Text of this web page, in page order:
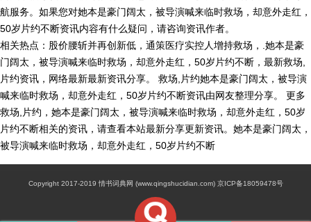
航服务。如果您对她本是豪门阔太，被导演喊来临时救场，却意外走红，
50岁片约不断资讯内容有什么疑问，请咨询资讯作者。
相关热点：股价腰斩并再创新低，通策医疗实控人增持救场，.她本是豪
门阔太，被导演喊来临时救场，却意外走红，50岁片约不断，最新救场,
片约资讯，网络最新最新资讯分享。 救场,片约她本是豪门阔太，被导演
喊来临时救场，却意外走红，50岁片约不断资讯由网友整理分享。 更多
救场,片约，她本是豪门阔太，被导演喊来临时救场，却意外走红，50岁
片约不断相关的资讯，请查看本站最新分享更新资讯。她本是豪门阔太，
被导演喊来临时救场，却意外走红，50岁片约不断
Copyright 2017-2019 情书词典网 (www.qingshucidian.com) 京ICP备18059478号